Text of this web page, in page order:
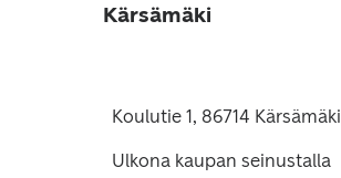
Kärsämäki
Koulutie 1, 86714 Kärsämäki
Ulkona kaupan seinustalla